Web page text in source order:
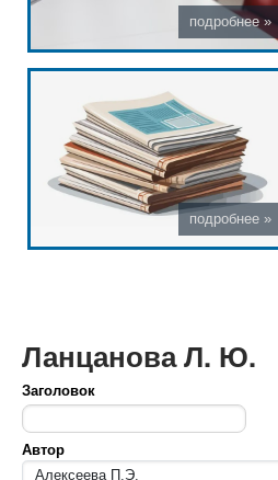
Ланцанова Л. Ю.
Заголовок
Автор